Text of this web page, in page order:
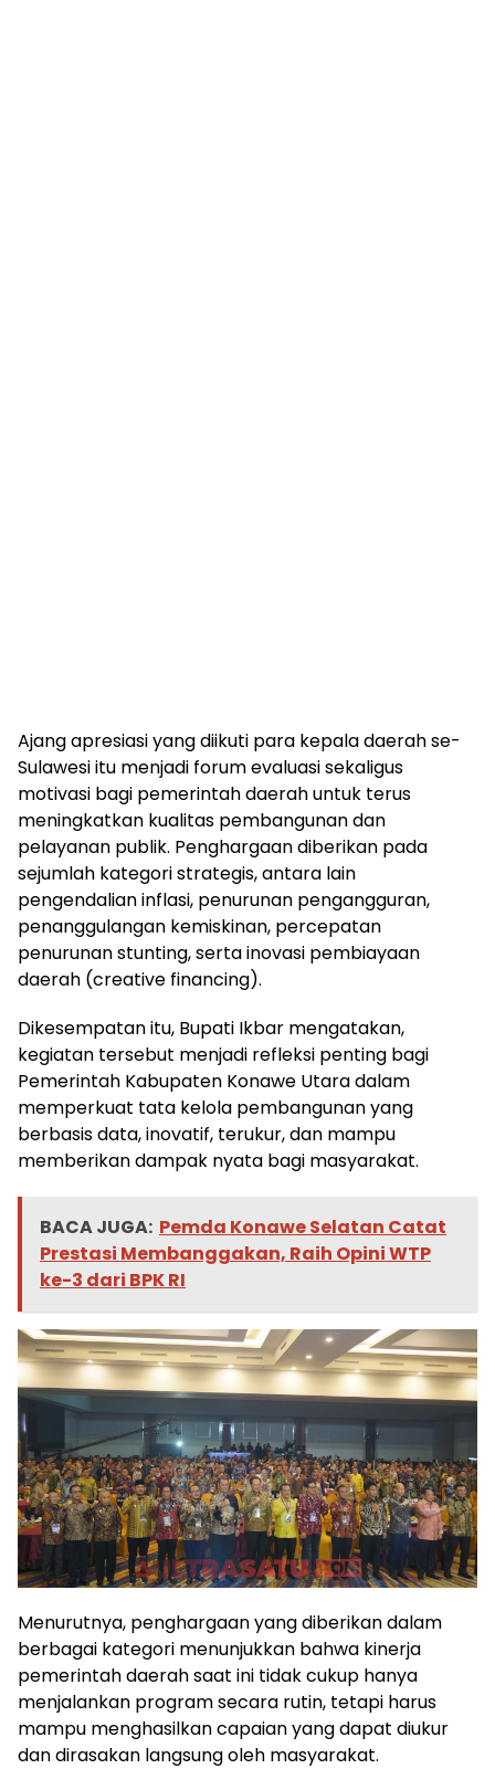
Ajang apresiasi yang diikuti para kepala daerah se-
Sulawesi itu menjadi forum evaluasi sekaligus
motivasi bagi pemerintah daerah untuk terus
meningkatkan kualitas pembangunan dan
pelayanan publik. Penghargaan diberikan pada
sejumlah kategori strategis, antara lain
pengendalian inflasi, penurunan pengangguran,
penanggulangan kemiskinan, percepatan
penurunan stunting, serta inovasi pembiayaan
daerah (creative financing).
Dikesempatan itu, Bupati Ikbar mengatakan,
kegiatan tersebut menjadi refleksi penting bagi
Pemerintah Kabupaten Konawe Utara dalam
memperkuat tata kelola pembangunan yang
berbasis data, inovatif, terukur, dan mampu
memberikan dampak nyata bagi masyarakat.
BACA JUGA: Pemda Konawe Selatan Catat
Prestasi Membanggakan, Raih Opini WTP
ke-3 dari BPK RI
Menurutnya, penghargaan yang diberikan dalam
berbagai kategori menunjukkan bahwa kinerja
pemerintah daerah saat ini tidak cukup hanya
menjalankan program secara rutin, tetapi harus
mampu menghasilkan capaian yang dapat diukur
dan dirasakan langsung oleh masyarakat.